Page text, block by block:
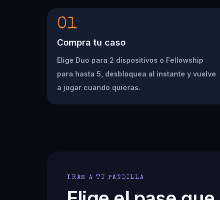
01
Compra tu caso
Elige Duo para 2 dispositivos o Fellowship
para hasta 5, desbloquea al instante y vuelve
a jugar cuando quieras.
TRAE A TU PANDILLA